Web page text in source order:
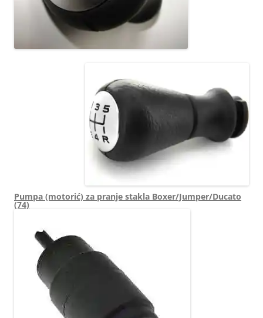
Pumpa (motorić) za pranje stakla Boxer/Jumper/Ducato
(74)